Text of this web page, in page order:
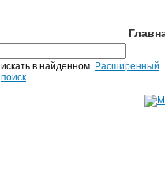
искать в найденном Расширенный
поиск